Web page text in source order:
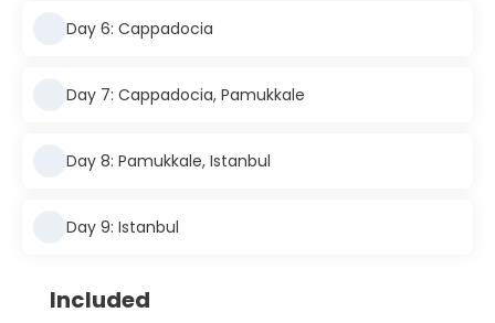
Day 6: Cappadocia
Day 7: Cappadocia, Pamukkale
Day 8: Pamukkale, Istanbul
Day 9: Istanbul
Included